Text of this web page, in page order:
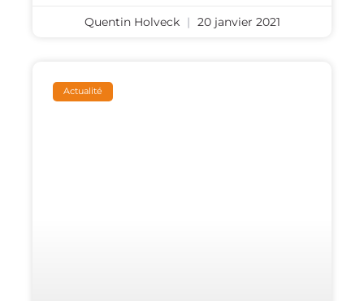
Quentin Holveck 20 janvier 2021
Actualité